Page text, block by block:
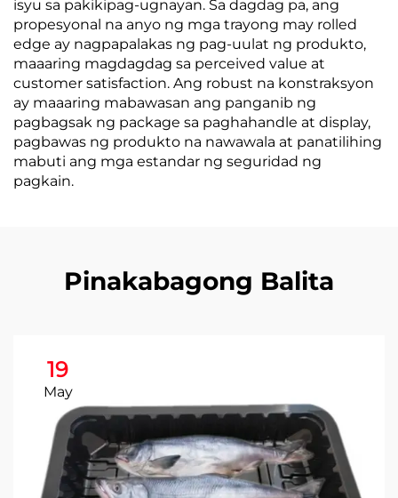
isyu sa pakikipag-ugnayan. Sa dagdag pa, ang
propesyonal na anyo ng mga trayong may rolled
edge ay nagpapalakas ng pag-uulat ng produkto,
maaaring magdagdag sa perceived value at
customer satisfaction. Ang robust na konstraksyon
ay maaaring mabawasan ang panganib ng
pagbagsak ng package sa paghahandle at display,
pagbawas ng produkto na nawawala at panatilihing
mabuti ang mga estandar ng seguridad ng
pagkain.
Pinakabagong Balita
19
May